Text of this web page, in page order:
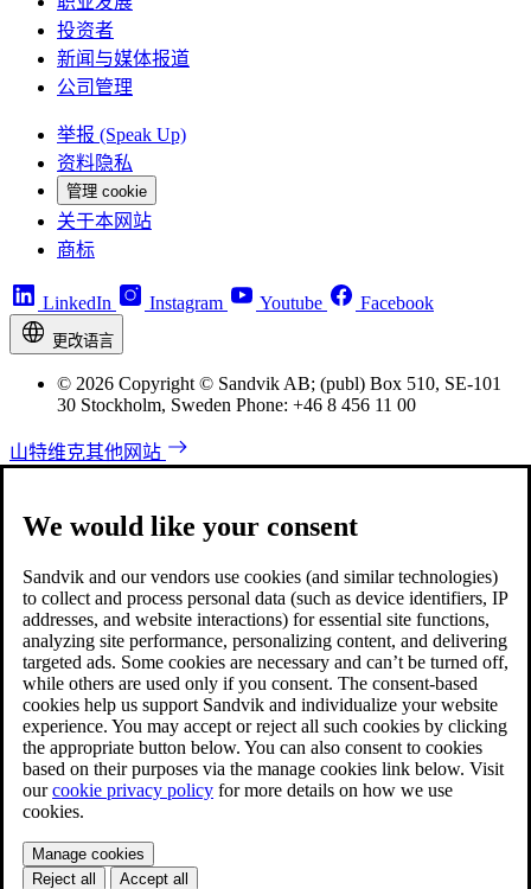
投资者
新闻与媒体报道
公司管理
举报 (Speak Up)
资料隐私
管理 cookie
关于本网站
商标
LinkedIn Instagram Youtube Facebook
更改语言
© 2026 Copyright © Sandvik AB; (publ) Box 510, SE-101
30 Stockholm, Sweden Phone: +46 8 456 11 00
山特维克其他网站
We would like your consent
Sandvik and our vendors use cookies (and similar technologies)
to collect and process personal data (such as device identifiers, IP
addresses, and website interactions) for essential site functions,
analyzing site performance, personalizing content, and delivering
targeted ads. Some cookies are necessary and can’t be turned off,
while others are used only if you consent. The consent-based
cookies help us support Sandvik and individualize your website
experience. You may accept or reject all such cookies by clicking
the appropriate button below. You can also consent to cookies
based on their purposes via the manage cookies link below. Visit
ourcookie privacy policy for more details on how we use
cookies.
Manage cookies
Reject all
Accept all